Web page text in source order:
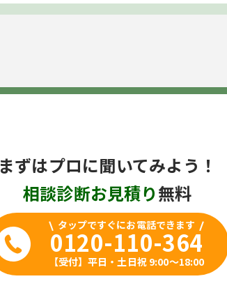
まずはプロに聞いてみよう！
相談診断お見積り無料
タップですぐにお電話できます
0120-110-364
【受付】平日・土日祝 9:00～18:00